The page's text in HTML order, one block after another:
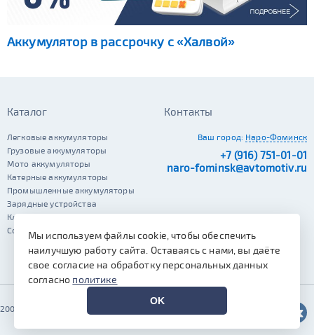
Аккумулятор в рассрочку с «Халвой»
Каталог
Легковые аккумуляторы
Грузовые аккумуляторы
Мото аккумуляторы
Катерные аккумуляторы
Промышленные аккумуляторы
Зарядные устройства
Клеммы
Сопутствующие автотовары
Контакты
Ваш город: Наро-Фоминск
+7 (916) 751-01-01
naro-fominsk@avtomotiv.ru
2002–2026 © Автомотив
Мы используем файлы cookie, чтобы обеспечить
наилучшую работу сайта. Оставаясь с нами, вы даёте
свое согласие на обработку персональных данных
согласно политике
OK